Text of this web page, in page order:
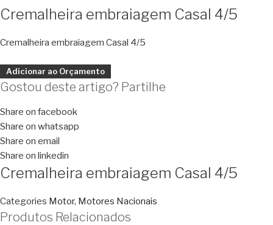
Cremalheira embraiagem Casal 4/5
Cremalheira embraiagem Casal 4/5
Adicionar ao Orçamento
Gostou deste artigo? Partilhe
Share on facebook
Share on whatsapp
Share on email
Share on linkedin
Cremalheira embraiagem Casal 4/5
Categories Motor, Motores Nacionais
Produtos Relacionados